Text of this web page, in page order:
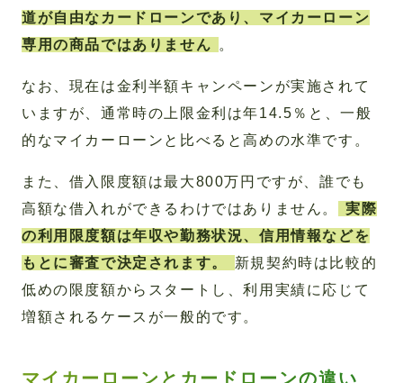
道が自由なカードローンであり、マイカーローン
専用の商品ではありません
。
なお、現在は金利半額キャンペーンが実施されて
いますが、通常時の上限金利は年14.5％と、一般
的なマイカーローンと比べると高めの水準です。
また、借入限度額は最大800万円ですが、誰でも
高額な借入れができるわけではありません。
実際
の利用限度額は年収や勤務状況、信用情報などを
もとに審査で決定されます。
新規契約時は比較的
低めの限度額からスタートし、利用実績に応じて
増額されるケースが一般的です。
マイカーローンとカードローンの違い